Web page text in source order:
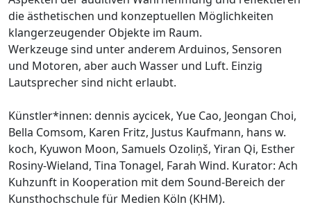
die ästhetischen und konzeptuellen Möglichkeiten
klangerzeugender Objekte im Raum.
Werkzeuge sind unter anderem Arduinos, Sensoren
und Motoren, aber auch Wasser und Luft. Einzig
Lautsprecher sind nicht erlaubt.
Künstler*innen: dennis aycicek, Yue Cao, Jeongan Choi,
Bella Comsom, Karen Fritz, Justus Kaufmann, hans w.
koch, Kyuwon Moon, Samuels Ozoliņš, Yiran Qi, Esther
Rosiny-Wieland, Tina Tonagel, Farah Wind. Kurator: Ach
Kuhzunft in Kooperation mit dem Sound-Bereich der
Kunsthochschule für Medien Köln (KHM).